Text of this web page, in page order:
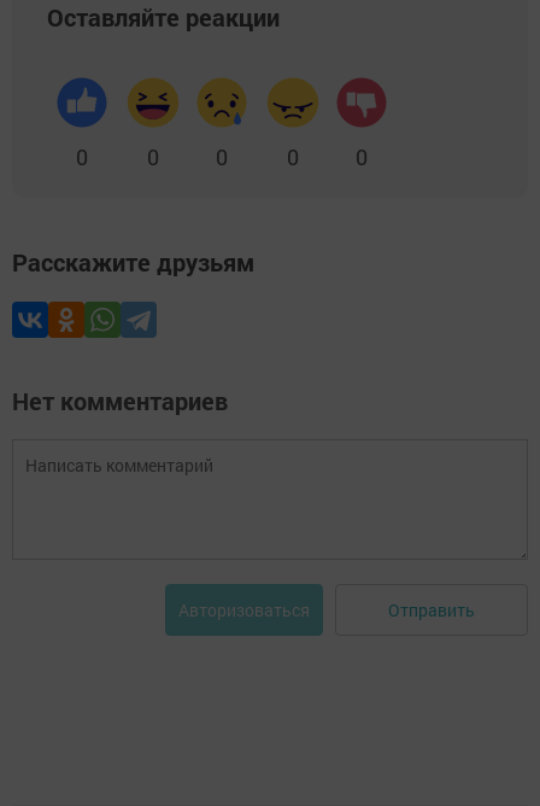
Оставляйте реакции
0 0 0 0 0
Расскажите друзьям
Нет комментариев
Авторизоваться Отправить